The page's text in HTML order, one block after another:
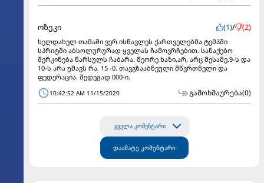
ოზეკი (1)/ (2)
ხელდახელ თამაში ვერ ისწავლეს ქართველებმა ტემპში
სპრიტში აბსოლურურად ყველას ჩამოვრჩებით. სანაქებო
შერკინება წარსულს ჩაბარა. მეორე ხაზი,არ, არც მესამე.9-ს და
10-ს არა უშავს რა. 15 -0. თავგზააბნეული მწვრთნელი და
ფედერაცია. შედეგად 000-ი.
10:42:52 AM 11/15/2020 გამოხმაურება(0)
ყველა კომენტარი
დაამატე კომენტარი